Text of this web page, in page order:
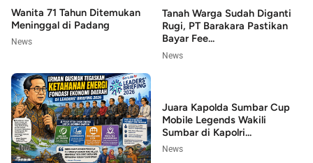
Wanita 71 Tahun Ditemukan
Meninggal di Padang
News
Tanah Warga Sudah Diganti
Rugi, PT Barakara Pastikan
Bayar Fee...
News
Juara Kapolda Sumbar Cup
Mobile Legends Wakili
Sumbar di Kapolri...
News